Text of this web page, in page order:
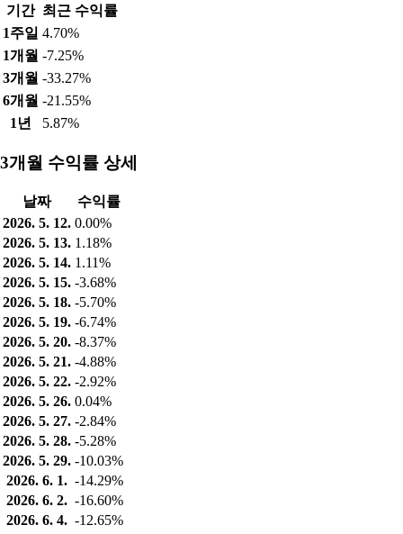
기간 최근 수익률
1주일 4.70%
1개월 -7.25%
3개월 -33.27%
6개월 -21.55%
1년
5.87%
3개월 수익률 상세
날짜
수익률
2026. 5. 12. 0.00%
2026. 5. 13. 1.18%
2026. 5. 14. 1.11%
2026. 5. 15. -3.68%
2026. 5. 18. -5.70%
2026. 5. 19. -6.74%
2026. 5. 20. -8.37%
2026. 5. 21. -4.88%
2026. 5. 22. -2.92%
2026. 5. 26. 0.04%
2026. 5. 27. -2.84%
2026. 5. 28. -5.28%
2026. 5. 29. -10.03%
2026. 6. 1. -14.29%
2026. 6. 2. -16.60%
2026. 6. 4. -12.65%